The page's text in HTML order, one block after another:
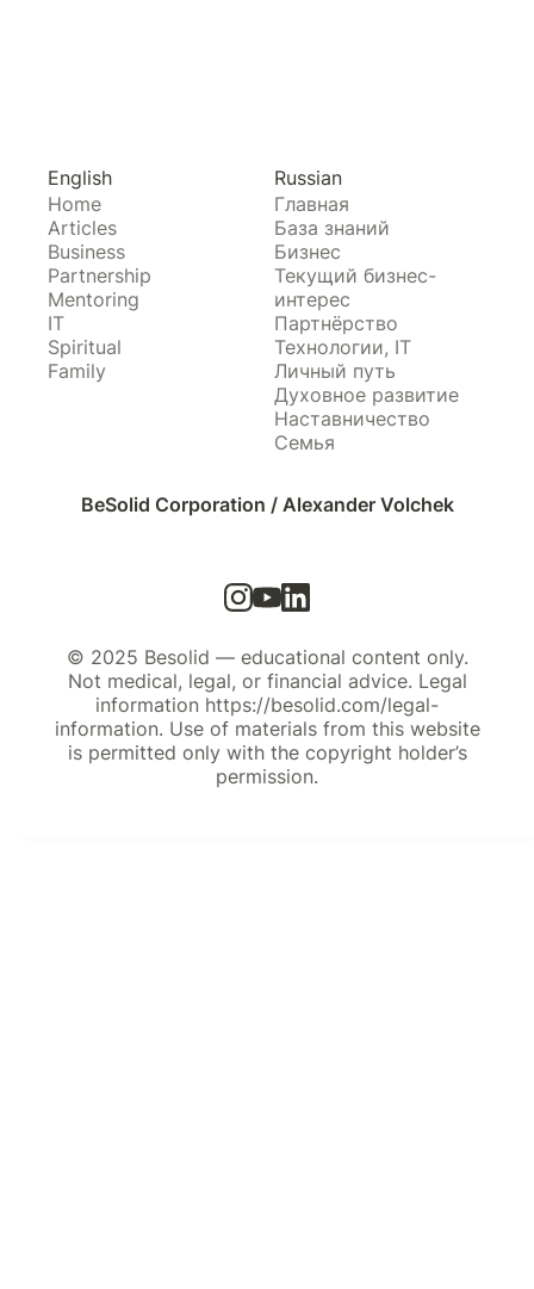
BeSolid Corporation / Alexander Volchek
English
Home
Articles
Business
Partnership
Mentoring
IT
Spiritual
Family
Russian
Главная
База знаний
Бизнес
Текущий бизнес-
интерес
Партнёрство
Технологии, IT
Личный путь
Духовное развитие
Наставничество
Семья
© 2025 Besolid — educational content only.
Not medical, legal, or financial advice. Legal
information https://besolid.com/legal-
information. Use of materials from this website
is permitted only with the copyright holder’s
permission.